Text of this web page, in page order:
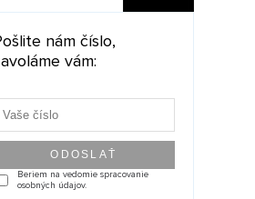
nám číslo,
vám:
Beriem na vedomie spracovanie
osobných údajov.